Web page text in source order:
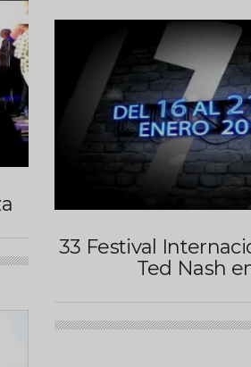
33 Festival
Ted Nash